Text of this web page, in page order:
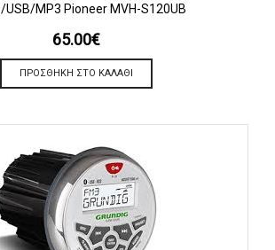
USB/MP3 Pioneer MVH-S120UB
65.00€
ΠΡΟΣΘΉΚΗ ΣΤΟ ΚΑΛΆΘΙ